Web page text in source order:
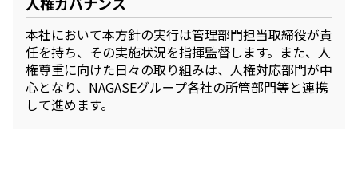
本社において本方針の実行は管理部門担当取締役が責
任を持ち、その実施状況を指揮監督します。また、人
権尊重に向けた日々の取り組みは、人権対応部門が中
心となり、NAGASEグループ各社の所管部門等と連携
して進めます。